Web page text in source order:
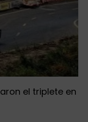
el triplete en